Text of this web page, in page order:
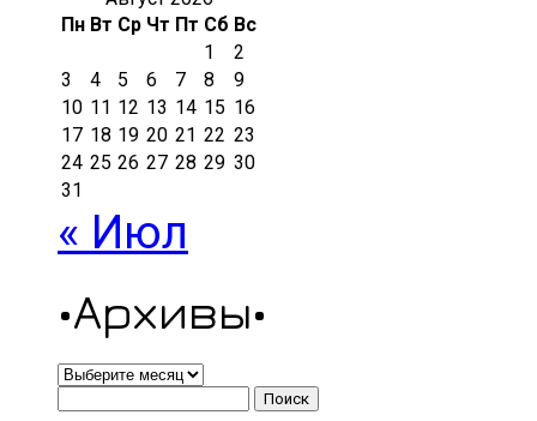
Пн Вт Ср Чт Пт Сб Вс
1
2
3
4 5 6 7 8
9
10 11 12 13 14 15 16
17 18 19 20 21 22 23
24 25 26 27 28 29 30
31
« Июл
•Архивы•
•Архивы•